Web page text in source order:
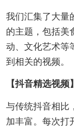
我们汇集了大量
的主题，包括美
动、文化艺术等
到相关的视频。
【抖音精选视频】
与传统抖音相比
加丰富。每次打